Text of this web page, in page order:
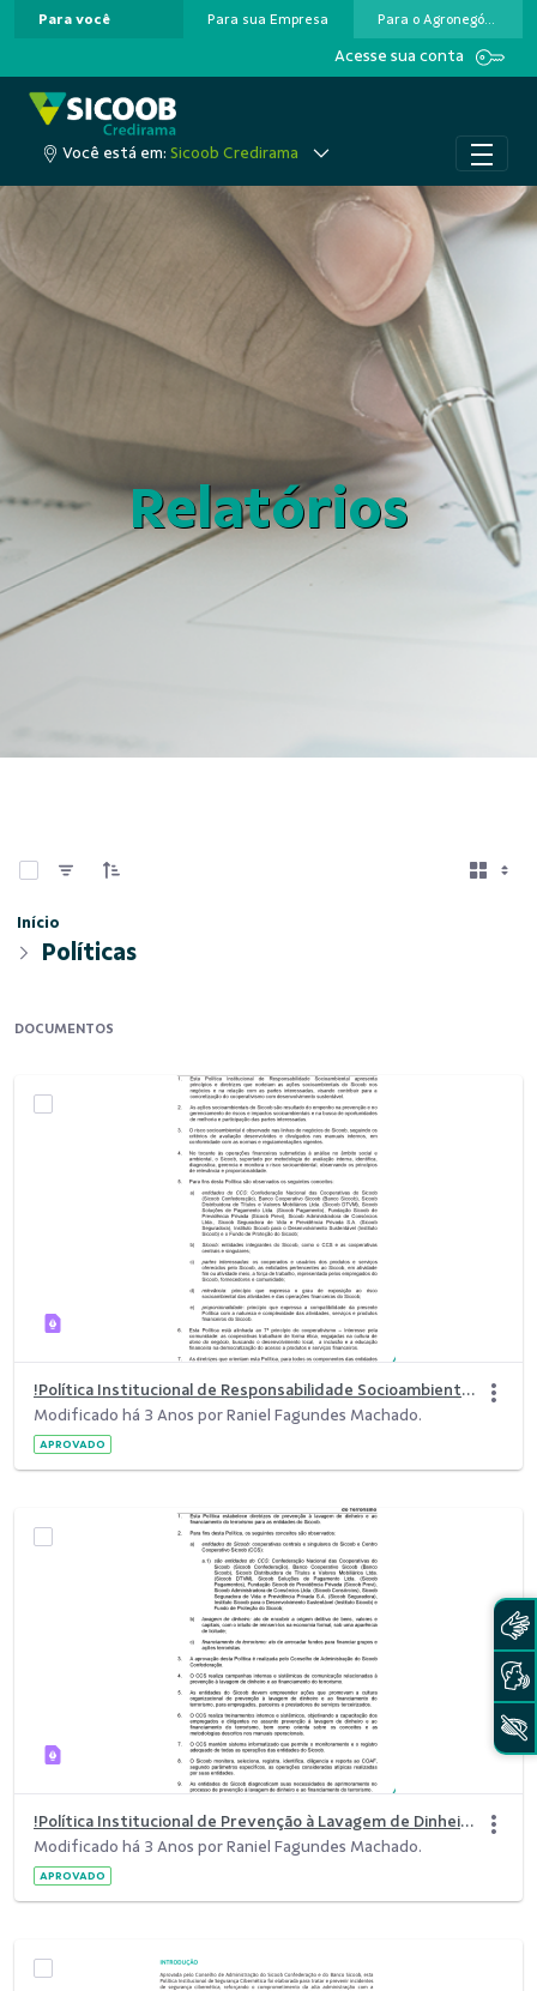
Pular para o Conteúdo principal
Para você Para sua Empresa Para o Agronegócio
Acesse sua conta
Você está em: Sicoob Credirama
Relatórios
Início
Políticas
DOCUMENTOS
!Política Institucional de Responsabilidade Socioambiental.pdf
Modificado há 3 Anos por Raniel Fagundes Machado.
APROVADO
!Política Institucional de Prevenção à Lavagem de Dinheiro e ao Financiamento.pdf
Modificado há 3 Anos por Raniel Fagundes Machado.
APROVADO